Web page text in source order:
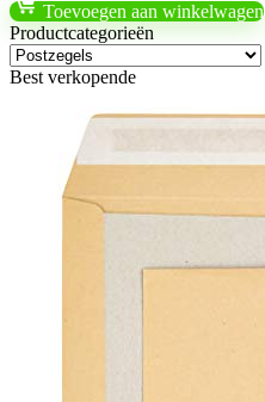
Toevoegen aan winkelwagen
Productcategorieën
Best verkopende